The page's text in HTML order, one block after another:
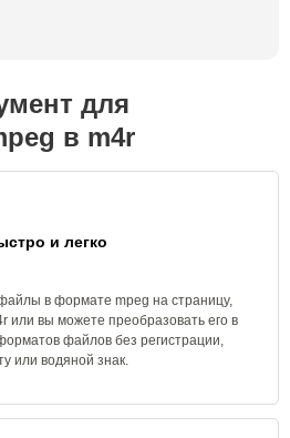
для
в m4r
и легко
в формате mpeg на страницу,
или вы можете преобразовать его в
файлов без регистрации,
или водяной знак.